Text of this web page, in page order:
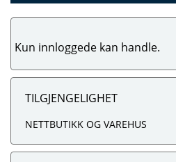
Kun innloggede kan handle.
TILGJENGELIGHET
NETTBUTIKK OG VAREHUS